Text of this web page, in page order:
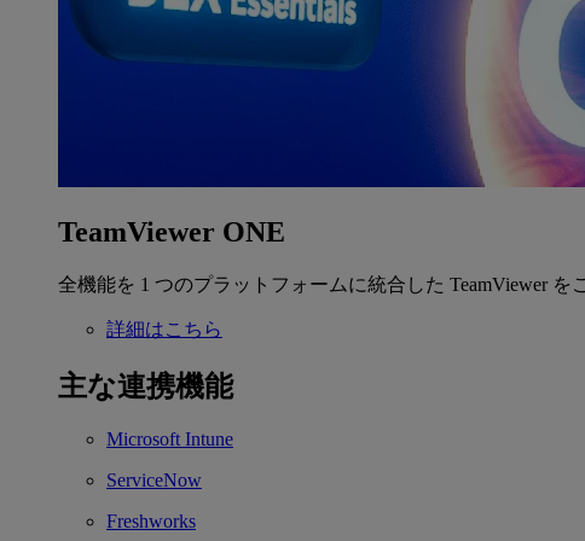
TeamViewer ONE
全機能を 1 つのプラットフォームに統合した TeamViewer を
詳細はこちら
主な連携機能
Microsoft Intune
ServiceNow
Freshworks